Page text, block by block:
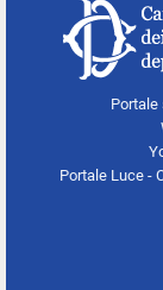
Portale Luce -